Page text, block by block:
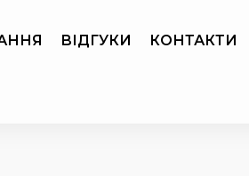
ВІДГУКИ КОНТАКТИ